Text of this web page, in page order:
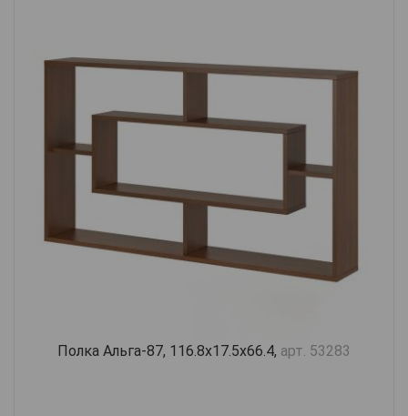
Полка Альга-87, 116.8х17.5х66.4, арт. 53283